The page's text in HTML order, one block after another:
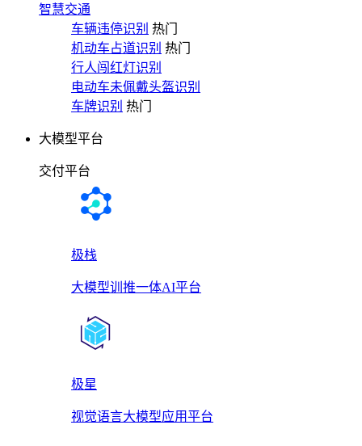
智慧交通
车辆违停识别 热门
机动车占道识别 热门
行人闯红灯识别
电动车未佩戴头盔识别
车牌识别 热门
大模型平台
交付平台
极栈
大模型训推一体AI平台
极星
视觉语言大模型应用平台